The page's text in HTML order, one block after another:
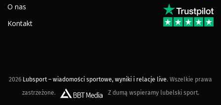
O nas
Kontakt
2026 Lubsport – wiadomości sportowe, wyniki i relacje live. Wszelkie prawa
zastrzeżone.
Z dumą wspieramy lubelski sport.